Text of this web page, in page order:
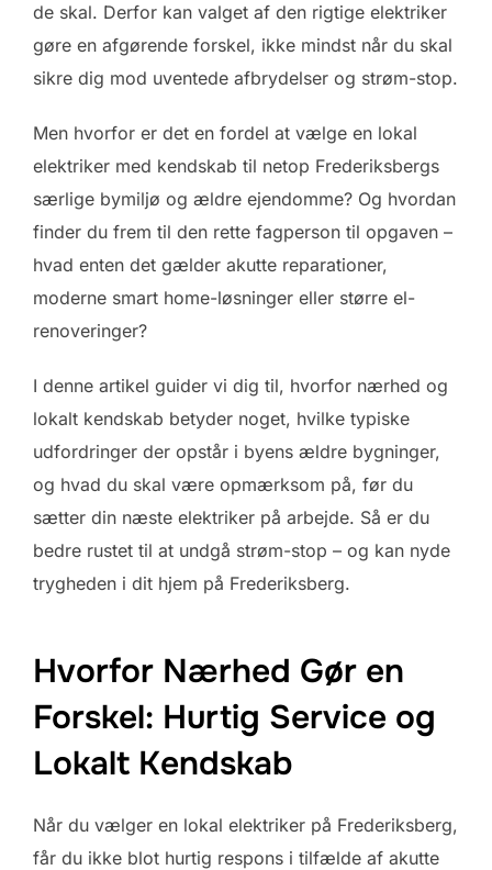
de skal. Derfor kan valget af den rigtige elektriker
gøre en afgørende forskel, ikke mindst når du skal
sikre dig mod uventede afbrydelser og strøm-stop.
Men hvorfor er det en fordel at vælge en lokal
elektriker med kendskab til netop Frederiksbergs
særlige bymiljø og ældre ejendomme? Og hvordan
finder du frem til den rette fagperson til opgaven –
hvad enten det gælder akutte reparationer,
moderne smart home-løsninger eller større el-
renoveringer?
I denne artikel guider vi dig til, hvorfor nærhed og
lokalt kendskab betyder noget, hvilke typiske
udfordringer der opstår i byens ældre bygninger,
og hvad du skal være opmærksom på, før du
sætter din næste elektriker på arbejde. Så er du
bedre rustet til at undgå strøm-stop – og kan nyde
trygheden i dit hjem på Frederiksberg.
Hvorfor Nærhed Gør en
Forskel: Hurtig Service og
Lokalt Kendskab
Når du vælger en lokal elektriker på Frederiksberg,
får du ikke blot hurtig respons i tilfælde af akutte